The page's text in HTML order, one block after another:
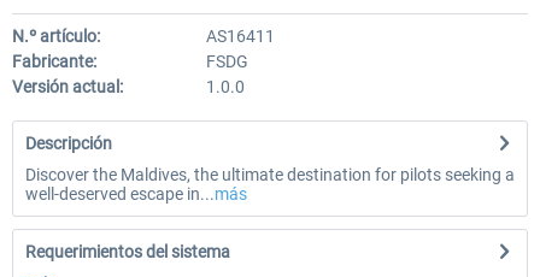
N.º artículo:
AS16411
Fabricante:
FSDG
Versión actual:
1.0.0
Descripción
Discover the Maldives, the ultimate destination for pilots seeking a
well-deserved escape in...más
Requerimientos del sistema